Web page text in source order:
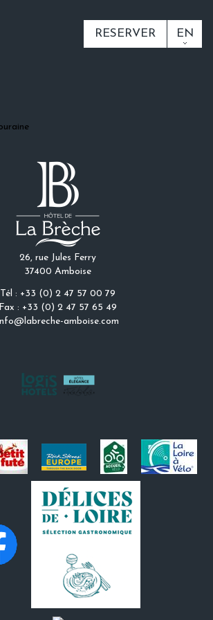
RESERVER EN
26, rue Jules Ferry
37400 Amboise
Tél : +33 (0) 2 47 57 00 79
Fax : +33 (0) 2 47 57 65 49
amboise.com